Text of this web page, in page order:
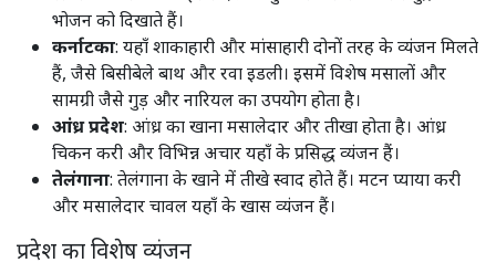
भोजन को दिखाते हैं। ​
कर्नाटका: यहाँ शाकाहारी और मांसाहारी दोनों तरह के व्यंजन मिलते
हैं, जैसे बिसीबेले बाथ और रवा इडली। इसमें विशेष मसालों और
सामग्री जैसे गुड़ और नारियल का उपयोग होता है। ​
आंध्र प्रदेश: आंध्र का खाना मसालेदार और तीखा होता है। आंध्र
चिकन करी और विभिन्न अचार यहाँ के प्रसिद्ध व्यंजन हैं। ​
तेलंगाना: तेलंगाना के खाने में तीखे स्वाद होते हैं। मटन प्याया करी
और मसालेदार चावल यहाँ के खास व्यंजन हैं। ​
प्रदेश का विशेष व्यंजन